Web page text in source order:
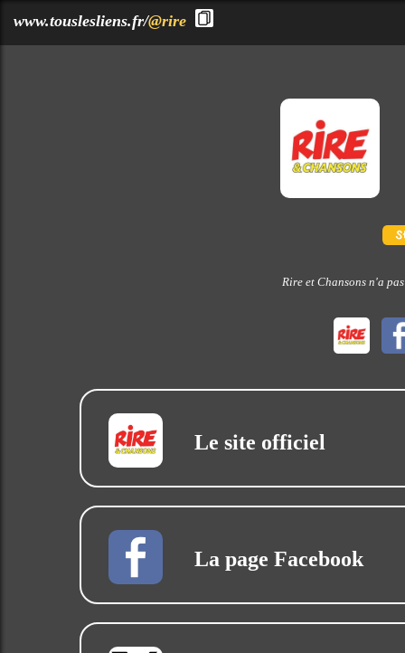
www.touslesliens.fr/@rire
Rire et Chansons n'a
Le site officiel
La page Facebook